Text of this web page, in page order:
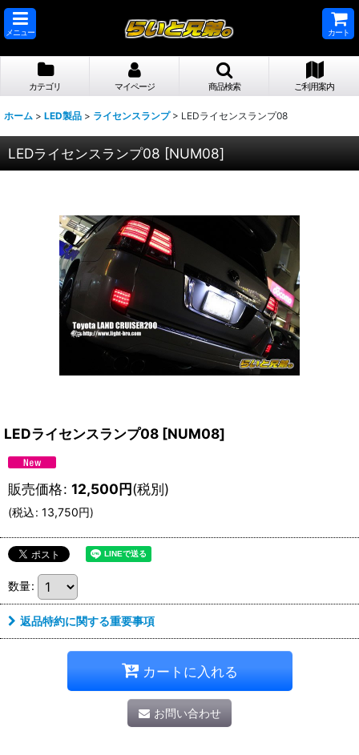
メニュー カート
カテゴリ マイページ 商品検索 ご利用案内
ホーム > LED製品 > ライセンスランプ > LEDライセンスランプ08
LEDライセンスランプ08 [NUM08]
LEDライセンスランプ08 [NUM08]
販売価格: 12,500円(税別)
(税込: 13,750円)
数量:
返品特約に関する重要事項
カートに入れる
お問い合わせ